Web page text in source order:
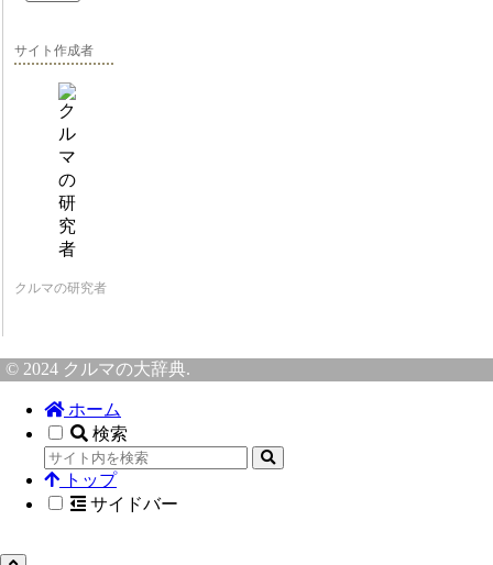
サイト作成者
クルマの研究者
© 2024 クルマの大辞典.
ホーム
検索
トップ
サイドバー